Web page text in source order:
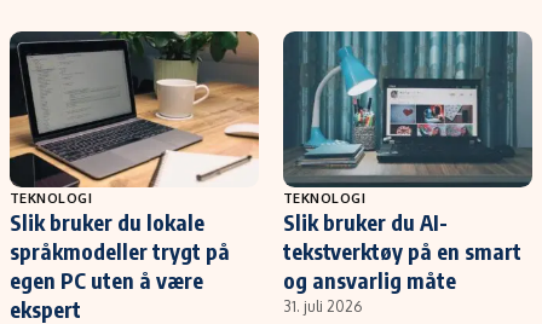
TEKNOLOGI
Slik bruker du lokale
språkmodeller trygt på
egen PC uten å være
ekspert
TEKNOLOGI
Slik bruker du AI-
tekstverktøy på en smart
og ansvarlig måte
31. juli 2026